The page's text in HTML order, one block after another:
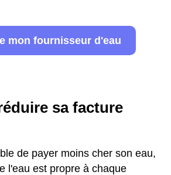
mon fournisseur d'eau
sa facture
de payer moins cher son eau,
l'eau est propre à chaque